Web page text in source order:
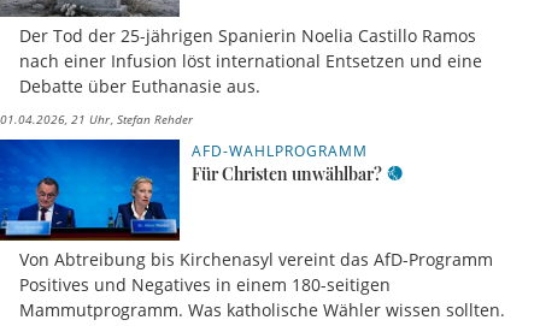
Der Tod der 25-jährigen Spanierin Noelia Castillo Ramos
nach einer Infusion löst international Entsetzen und eine
Debatte über Euthanasie aus.
01.04.2026, 21 Uhr Stefan Rehder
AFD-WAHLPROGRAMM
Für Christen unwählbar?
Von Abtreibung bis Kirchenasyl vereint das AfD-Programm
Positives und Negatives in einem 180-seitigen
Mammutprogramm. Was katholische Wähler wissen sollten.